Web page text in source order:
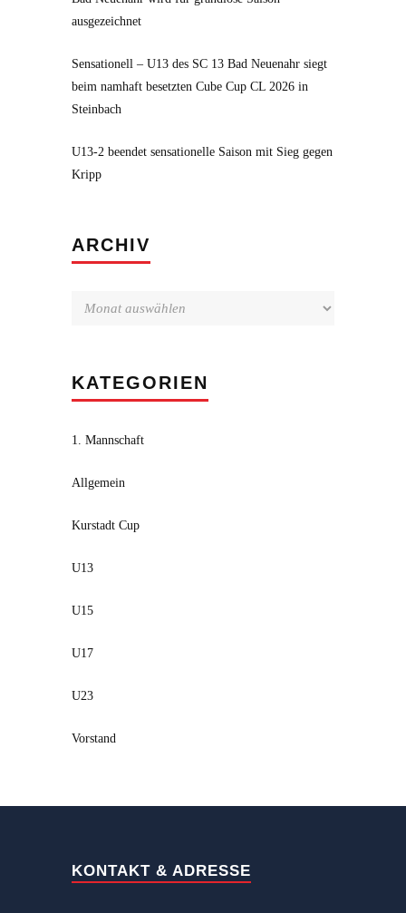
ausgezeichnet
Sensationell – U13 des SC 13 Bad Neuenahr siegt
beim namhaft besetzten Cube Cup CL 2026 in
Steinbach
U13-2 beendet sensationelle Saison mit Sieg gegen
Kripp
ARCHIV
KATEGORIEN
1. Mannschaft
Allgemein
Kurstadt Cup
U13
U15
U17
U23
Vorstand
KONTAKT & ADRESSE